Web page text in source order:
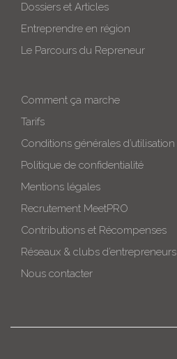
Dossiers et Articles
Entreprendre en région
Le Parcours du Repreneur
Comment ça marche
Tarifs
Conditions générales d’utilisation
Politique de confidentialité
Mentions légales
Recrutement MeetPRO
Contributions et Récompenses
Réseaux & clubs d’entrepreneurs
Nous contacter